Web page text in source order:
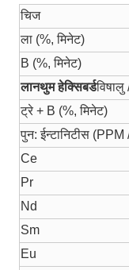
चिज
ला (%, मिनेट)
B (%, मिनेट)
लानथुम हेक्सिबर्ड
ट्रे + B (%, मिनेट)
पुन: ईन्टानिटीस
Ce
Pr
Nd
Sm
Eu